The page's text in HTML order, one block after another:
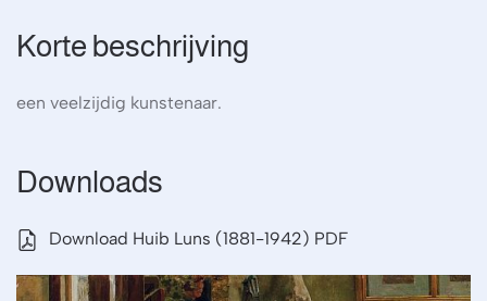
Korte beschrijving
een veelzijdig kunstenaar.
Downloads
Download Huib Luns (1881-1942) PDF